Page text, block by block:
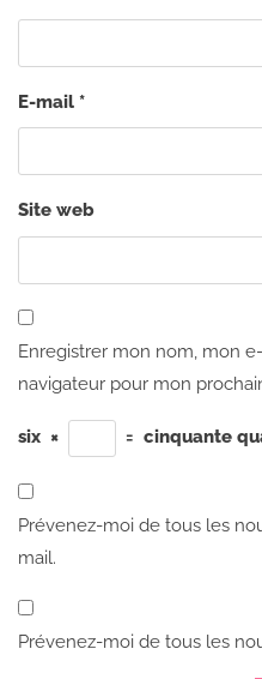
E-mail *
Site web
Enregistrer mon nom, mon
navigateur pour mon
six × = cinquante
Prévenez-moi de tous les
mail.
Prévenez-moi de tous les